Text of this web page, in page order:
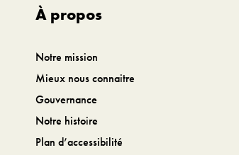
À propos
Notre mission
Mieux nous connaitre
Gouvernance
Notre histoire
Plan d’accessibilité